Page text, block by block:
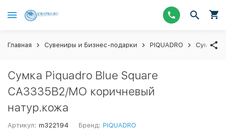
Главная Сувениры и Бизнес-подарки PIQUADRO Сумки
Сумка Piquadro Blue Square
CA3335B2/MO коричневый
натур.кожа
Артикул: m322194 Бренд: PIQUADRO